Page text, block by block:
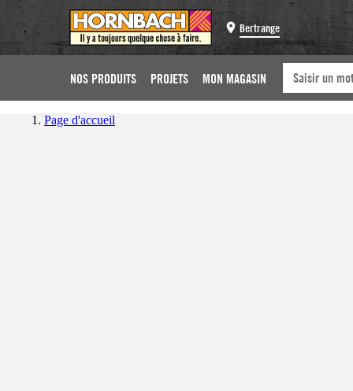
Bertrange
NOS PRODUITS PROJETS MON MAGASIN
Page d'accueil